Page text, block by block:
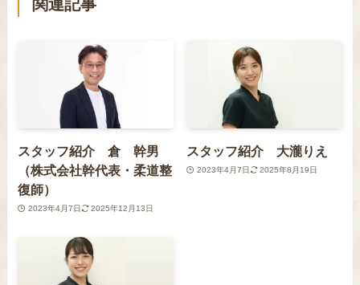
関連記事
スタッフ紹介 倉 幹男
（株式会社幹代表・柔道整
復師）
2023年4月7日 2025年12月13日
スタッフ紹介 大瀧りえ
2023年4月7日 2025年8月19日